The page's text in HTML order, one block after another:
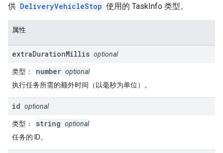
供 DeliveryVehicleStop 使用的 TaskInfo 类型。
属性
extraDurationMillis optional
类型 ： number optional
执行任务所需的额外时间（以毫秒为单位）。
id optional
类型 ： string optional
任务的 ID。